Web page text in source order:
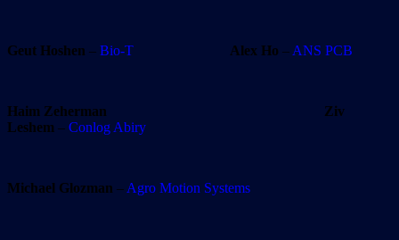
Geut Hoshen – Bio-T Alex Ho – ANS PCB
Haim Zeherman
Ziv
Leshem – Conlog Abiry
Michael Glozman – Agro Motion Systems